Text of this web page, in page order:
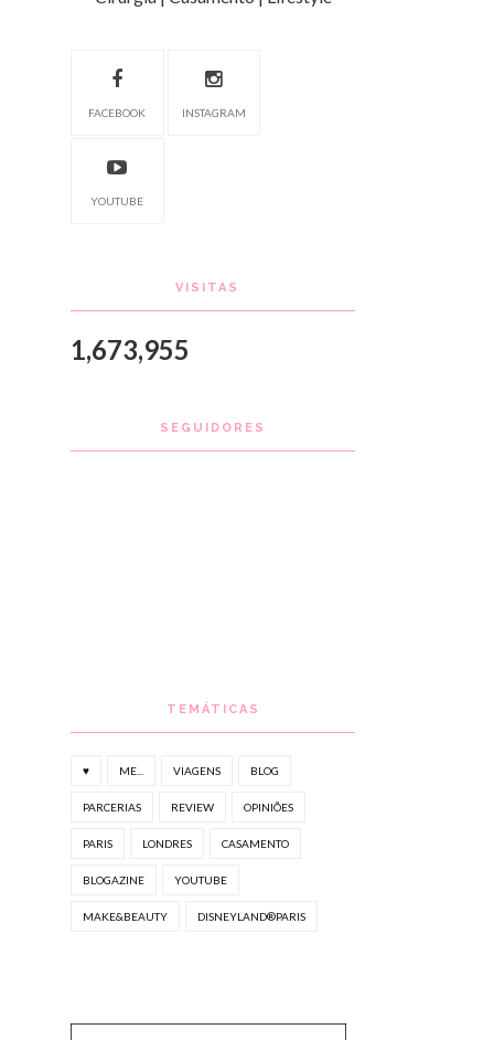
FACEBOOK INSTAGRAM
YOUTUBE
VISITAS
1,673,955
SEGUIDORES
TEMÁTICAS
♥ ME... VIAGENS BLOG
PARCERIAS REVIEW OPINIÕES
PARIS LONDRES CASAMENTO
BLOGAZINE YOUTUBE
MAKE&BEAUTY DISNEYLAND®PARIS